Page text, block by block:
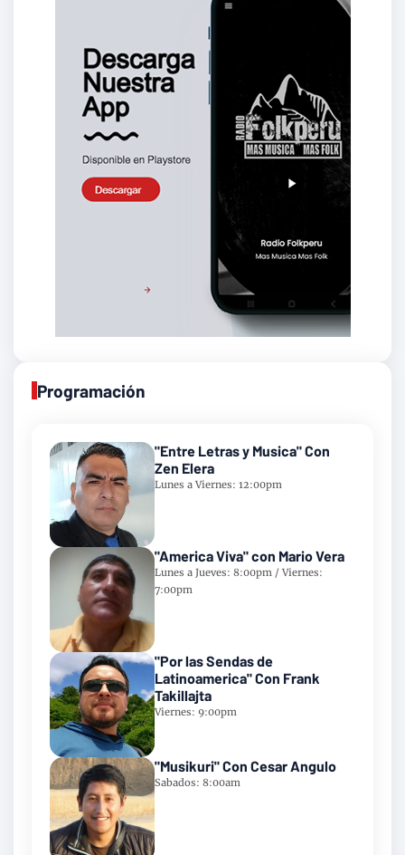
Programación
"Entre Letras y Musica" Con
Zen Elera
Lunes a Viernes: 12:00pm
"America Viva" con Mario Vera
Lunes a Jueves: 8:00pm / Viernes:
7:00pm
"Por las Sendas de
Latinoamerica" Con Frank
Takillajta
Viernes: 9:00pm
"Musikuri" Con Cesar Angulo
Sabados: 8:00am